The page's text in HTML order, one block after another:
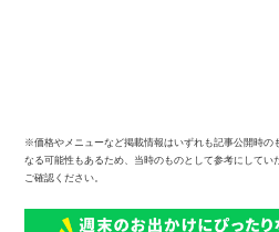
※価格やメニューなど掲載情報はいずれも記事公開時の
なる可能性もあるため、当時のものとして参考にしてい
ご確認ください。